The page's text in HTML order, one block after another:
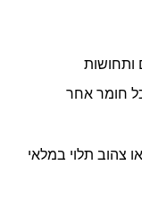
ותחושות
חומר אחר
צהוב תלוי במלאי